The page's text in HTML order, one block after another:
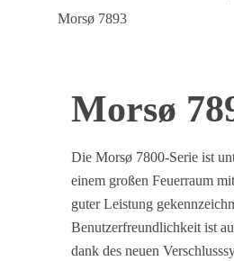
Morsø 7893
Morsø
Die Morsø 7800-Serie ist
einem großen Feuerraum
guter Leistung
Benutzerfreundlichkeit ist
dank des neuen